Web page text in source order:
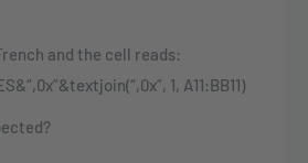
and the cell reads:
1, A11:BB11)